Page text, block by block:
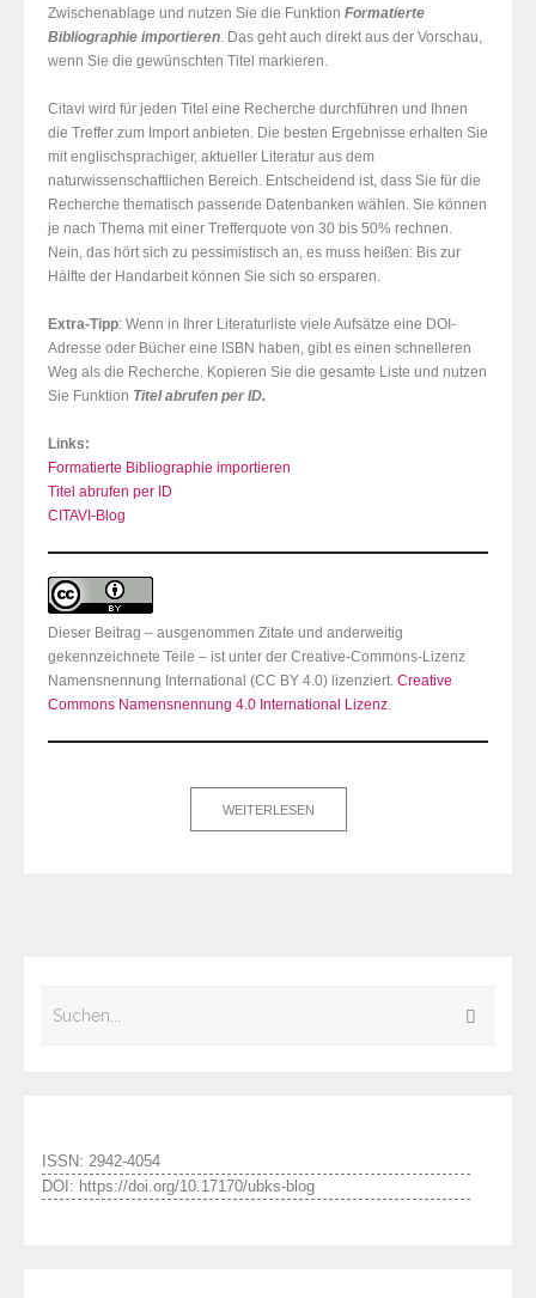
Zwischenablage und nutzen Sie die Funktion Formatierte
Bibliographie importieren. Das geht auch direkt aus der Vorschau,
wenn Sie die gewünschten Titel markieren.
Citavi wird für jeden Titel eine Recherche durchführen und Ihnen
die Treffer zum Import anbieten. Die besten Ergebnisse erhalten Sie
mit englischsprachiger, aktueller Literatur aus dem
naturwissenschaftlichen Bereich. Entscheidend ist, dass Sie für die
Recherche thematisch passende Datenbanken wählen. Sie können
je nach Thema mit einer Trefferquote von 30 bis 50% rechnen.
Nein, das hört sich zu pessimistisch an, es muss heißen: Bis zur
Hälfte der Handarbeit können Sie sich so ersparen.
Extra-Tipp: Wenn in Ihrer Literaturliste viele Aufsätze eine DOI-
Adresse oder Bücher eine ISBN haben, gibt es einen schnelleren
Weg als die Recherche. Kopieren Sie die gesamte Liste und nutzen
Sie Funktion Titel abrufen per ID.
Links:
Formatierte Bibliographie importieren
Titel abrufen per ID
CITAVI-Blog
Dieser Beitrag – ausgenommen Zitate und anderweitig
gekennzeichnete Teile – ist unter der Creative-Commons-Lizenz
Namensnennung International (CC BY 4.0) lizenziert. Creative
Commons Namensnennung 4.0 International Lizenz.
WEITERLESEN
ISSN: 2942-4054
DOI: https://doi.org/10.17170/ubks-blog